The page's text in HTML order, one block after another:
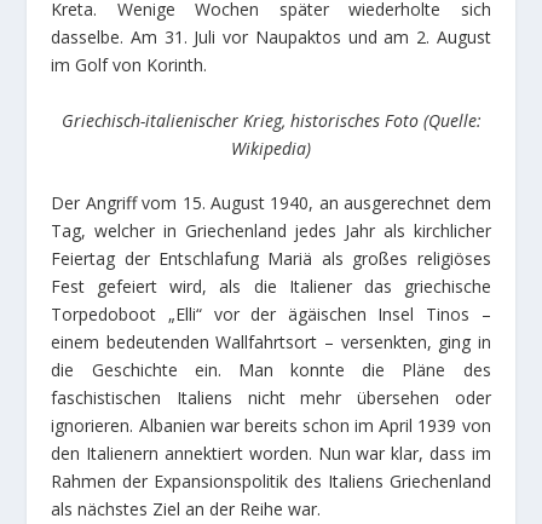
Kreta. Wenige Wochen später wiederholte sich
dasselbe. Am 31. Juli vor Naupaktos und am 2. August
im Golf von Korinth.
Griechisch-italienischer Krieg, historisches Foto (Quelle:
Wikipedia)
Der Angriff vom 15. August 1940, an ausgerechnet dem
Tag, welcher in Griechenland jedes Jahr als kirchlicher
Feiertag der Entschlafung Mariä als großes religiöses
Fest gefeiert wird, als die Italiener das griechische
Torpedoboot „Elli“ vor der ägäischen Insel Tinos –
einem bedeutenden Wallfahrtsort – versenkten, ging in
die Geschichte ein. Man konnte die Pläne des
faschistischen Italiens nicht mehr übersehen oder
ignorieren. Albanien war bereits schon im April 1939 von
den Italienern annektiert worden. Nun war klar, dass im
Rahmen der Expansionspolitik des Italiens Griechenland
als nächstes Ziel an der Reihe war.